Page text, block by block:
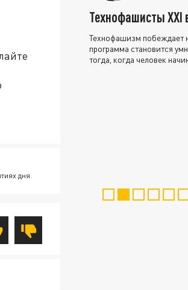
дня.
Технофашисты XXI
Технофашизм побеждает
программа становится
тогда, когда человек